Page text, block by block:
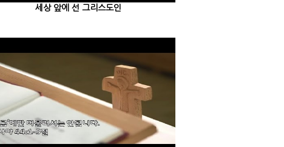
세상 앞에 선 그리스도인